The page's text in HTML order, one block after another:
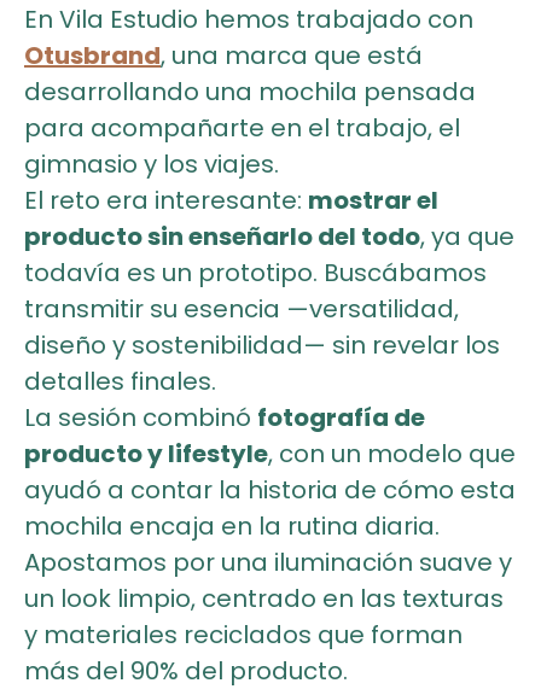
En Vila Estudio hemos trabajado con
Otusbrand, una marca que está
desarrollando una mochila pensada
para acompañarte en el trabajo, el
gimnasio y los viajes.
El reto era interesante: mostrar el
producto sin enseñarlo del todo, ya que
todavía es un prototipo. Buscábamos
transmitir su esencia —versatilidad,
diseño y sostenibilidad— sin revelar los
detalles finales.
La sesión combinó fotografía de
producto y lifestyle, con un modelo que
ayudó a contar la historia de cómo esta
mochila encaja en la rutina diaria.
Apostamos por una iluminación suave y
un look limpio, centrado en las texturas
y materiales reciclados que forman
más del 90% del producto.